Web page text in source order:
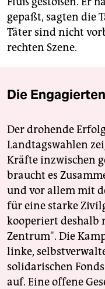
berlin
nord
verlag
veranstaltungen
shop
fragen & hilfe
unterstützen
abo
genossenschaft
epaper login
gepaßt, sagten die
Täter sind nicht
rechten Szene.
Die
Der drohende
Landtagswahlen
Kräfte inzwischen
braucht es
und vor allem mit
für eine starke
kooperiert deshalb
Zentrum". Die
linke,
solidarischen
auf. Eine offene